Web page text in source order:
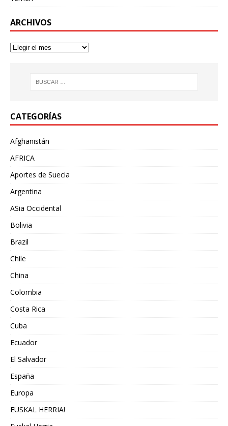
ARCHIVOS
CATEGORÍAS
Afghanistán
AFRICA
Aportes de Suecia
Argentina
ASia Occidental
Bolivia
Brazil
Chile
China
Colombia
Costa Rica
Cuba
Ecuador
El Salvador
España
Europa
EUSKAL HERRIA!